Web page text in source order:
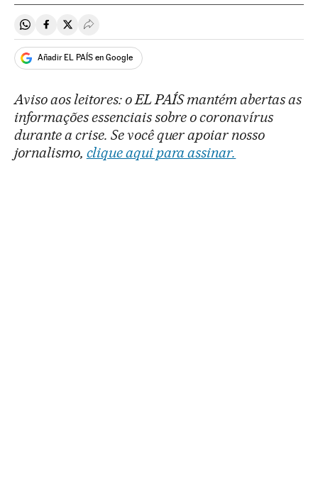
Compartir en Whatsapp
Compartir en Facebook
Compartir en Twitter
Desplegar Redes Sociales
Añadir EL PAÍS en Google
Aviso aos leitores: o EL PAÍS mantém abertas as
informações essenciais sobre o coronavírus
durante a crise. Se você quer apoiar nosso
jornalismo, clique aqui para assinar.